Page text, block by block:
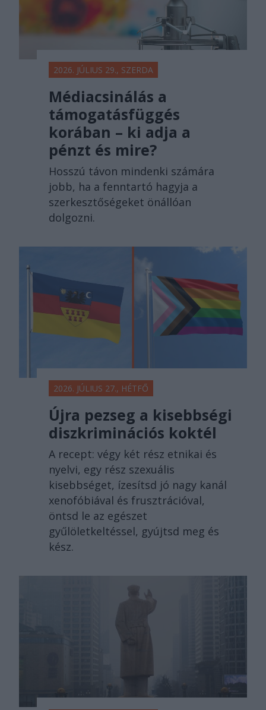
2026. JÚLIUS 29., SZERDA
Médiacsinálás a
támogatásfüggés
korában – ki adja a
pénzt és mire?
Hosszú távon mindenki számára
jobb, ha a fenntartó hagyja a
szerkesztőségeket önállóan
dolgozni.
2026. JÚLIUS 27., HÉTFŐ
Újra pezseg a kisebbségi
diszkriminációs koktél
A recept: végy két rész etnikai és
nyelvi, egy rész szexuális
kisebbséget, ízesítsd jó nagy kanál
xenofóbiával és frusztrációval,
öntsd le az egészet
gyűlöletkeltéssel, gyújtsd meg és
kész.